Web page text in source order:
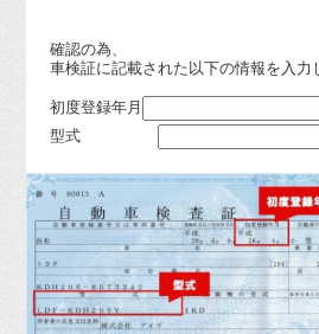
確認の為、
車検証に記載された以下の情報を入力
初度登録年月
型式